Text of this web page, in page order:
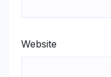
Website